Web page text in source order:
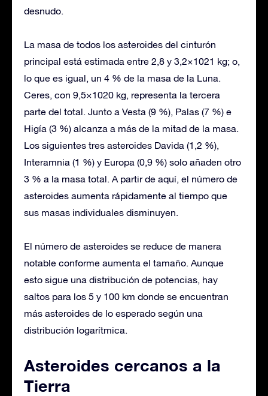
desnudo.
La masa de todos los asteroides del cinturón
principal está estimada entre 2,8 y 3,2×1021 kg; o,
lo que es igual, un 4 % de la masa de la Luna.
Ceres, con 9,5×1020 kg, representa la tercera
parte del total. Junto a Vesta (9 %), Palas (7 %) e
Higía (3 %) alcanza a más de la mitad de la masa.
Los siguientes tres asteroides Davida (1,2 %),
Interamnia (1 %) y Europa (0,9 %) solo añaden otro
3 % a la masa total. A partir de aquí, el número de
asteroides aumenta rápidamente al tiempo que
sus masas individuales disminuyen.
El número de asteroides se reduce de manera
notable conforme aumenta el tamaño. Aunque
esto sigue una distribución de potencias, hay
saltos para los 5 y 100 km donde se encuentran
más asteroides de lo esperado según una
distribución logarítmica.
Asteroides cercanos a la
Tierra